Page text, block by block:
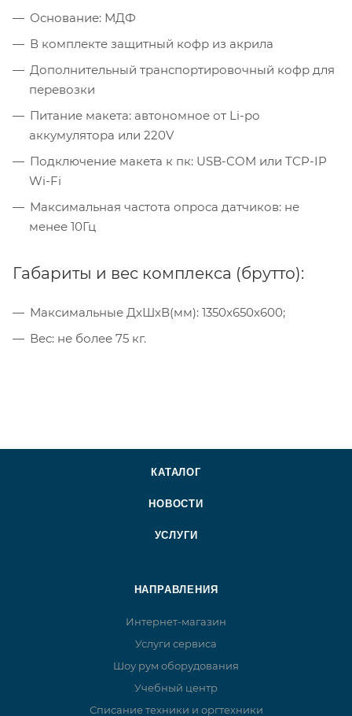
Основание: МДФ
В комплекте защитный кофр из акрила
Дополнительный транспортировочный кофр для
перевозки
Питание макета: автономное от Li-po
аккумулятора или 220V
Подключение макета к пк: USB-COM или TCP-IP
Wi-Fi
Максимальная частота опроса датчиков: не
менее 10Гц
Габариты и вес комплекса (брутто):
Максимальные ДхШхВ(мм): 1350x650x600;
Вес: не более 75 кг.
КАТАЛОГ
НОВОСТИ
УСЛУГИ
НАПРАВЛЕНИЯ
Интернет-магазин
Услуги сервиса
Шоу рум оборудования
Учебный центр
Списание техники и оргтехники